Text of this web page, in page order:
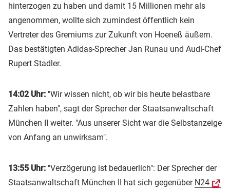
hinterzogen zu haben und damit 15 Millionen mehr als
angenommen, wollte sich zumindest öffentlich kein
Vertreter des Gremiums zur Zukunft von Hoeneß äußern.
Das bestätigten Adidas-Sprecher Jan Runau und Audi-Chef
Rupert Stadler.
14:02 Uhr: "Wir wissen nicht, ob wir bis heute belastbare
Zahlen haben", sagt der Sprecher der Staatsanwaltschaft
München II weiter. "Aus unserer Sicht war die Selbstanzeige
von Anfang an unwirksam".
13:55 Uhr: "Verzögerung ist bedauerlich": Der Sprecher der
Staatsanwaltschaft München II hat sich gegenüber N24